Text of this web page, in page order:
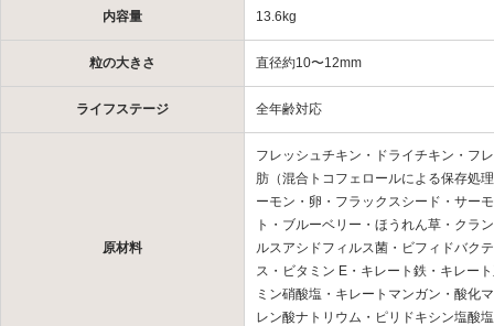
内容量 13.6kg
粒の大きさ 直径約10〜12mm
ライフステージ 全年齢対応
原材料
フレッシュチキン・ドライチキン・フ
肪（混合トコフェロールによる保存処
ーモン・卵・フラックスシード・サー
ト・ブルーベリー・ほうれん草・クラ
ルスアシドフィルス菌・ビフィドバク
ス・ビタミン E・キレート鉄・キレー
ミン硝酸塩・キレートマンガン・酸化
レン酸ナトリウム・ピリドキシン塩酸